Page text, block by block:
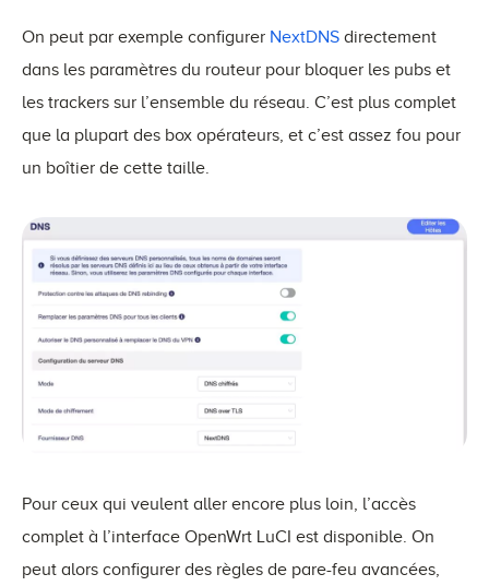
On peut par exemple configurer NextDNS directement
dans les paramètres du routeur pour bloquer les pubs et
les trackers sur l’ensemble du réseau. C’est plus complet
que la plupart des box opérateurs, et c’est assez fou pour
un boîtier de cette taille.
Pour ceux qui veulent aller encore plus loin, l’accès
complet à l’interface OpenWrt LuCI est disponible. On
peut alors configurer des règles de pare-feu avancées,